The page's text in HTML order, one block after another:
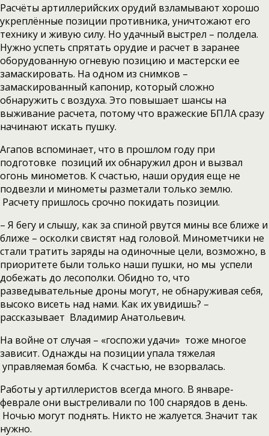
Расчёты артиллерийских орудий взламывают хорошо
укреплённые позиции противника, уничтожают его
технику и живую силу. Но удачный выстрел – полдела.
Нужно успеть спрятать орудие и расчет в заранее
оборудованную огневую позицию и мастерски ее
замаскировать. На одном из снимков –
замаскированный капонир, который сложно
обнаружить с воздуха. Это повышает шансы на
выживание расчета, потому что вражеские БПЛА сразу
начинают искать пушку.
Агапов вспоминает, что в прошлом году при
подготовке позиций их обнаружил дрон и вызвал
огонь минометов. К счастью, наши орудия еще не
подвезли и минометы разметали только землю.
Расчету пришлось срочно покидать позиции.
– Я бегу и слышу, как за спиной рвутся мины все ближе и
ближе – осколки свистят над головой. Минометчики не
стали тратить заряды на одиночные цели, возможно, в
приоритете были только наши пушки, но мы успели
добежать до лесополки. Обидно то, что
разведывательные дроны могут, не обнаруживая себя,
высоко висеть над нами. Как их увидишь? –
рассказывает Владимир Анатольевич.
На войне от случая – «госпожи удачи» тоже многое
зависит. Однажды на позиции упала тяжелая
управляемая бомба. К счастью, не взорвалась.
Работы у артиллеристов всегда много. В январе-
феврале они выстреливали по 100 снарядов в день.
Ночью могут поднять. Никто не жалуется. Значит так
нужно.